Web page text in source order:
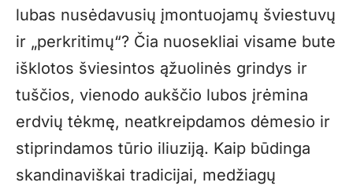
lubas nusėdavusių įmontuojamų šviestuvų
ir „perkritimų“? Čia nuosekliai visame bute
išklotos šviesintos ąžuolinės grindys ir
tuščios, vienodo aukščio lubos įrėmina
erdvių tėkmę, neatkreipdamos dėmesio ir
stiprindamos tūrio iliuziją. Kaip būdinga
skandinaviškai tradicijai, medžiagų